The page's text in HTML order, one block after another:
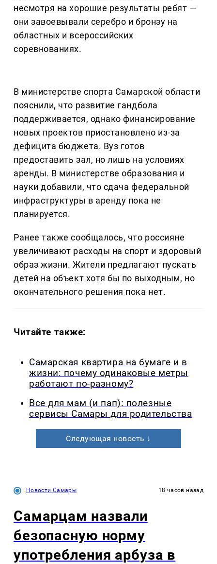
несмотря на хорошие результаты ребят —
они завоевывали серебро и бронзу на
областных и всероссийских
соревнованиях.
В министерстве спорта Самарской области
пояснили, что развитие гандбола
поддерживается, однако финансирование
новых проектов приостановлено из-за
дефицита бюджета. Вуз готов
предоставить зал, но лишь на условиях
аренды. В министерстве образования и
науки добавили, что сдача федеральной
инфраструктуры в аренду пока не
планируется.
Ранее также сообщалось, что россияне
увеличивают расходы на спорт и здоровый
образ жизни. Жители предлагают пускать
детей на объект хотя бы по выходным, но
окончательного решения пока нет.
Читайте также:
Самарская квартира на бумаге и в
жизни: почему одинаковые метры
работают по-разному?
Все для мам (и пап): полезные
сервисы Самары для родительства
Следующая новость ↓
Новости Самары 18 часов назад
Самарцам назвали
безопасную норму
употребления арбуза в